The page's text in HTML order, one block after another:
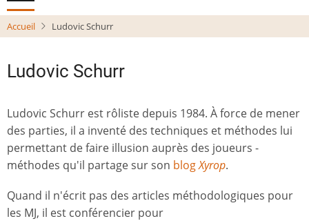
Accueil Ludovic Schurr
Ludovic Schurr
Ludovic Schurr est rôliste depuis 1984. À force de mener
des parties, il a inventé des techniques et méthodes lui
permettant de faire illusion auprès des joueurs -
méthodes qu'il partage sur son blogXyrop.
Quand il n'écrit pas des articles méthodologiques pour
les MJ, il est conférencier pour